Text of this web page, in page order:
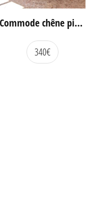
Commode chêne pieds compas vintage
340€